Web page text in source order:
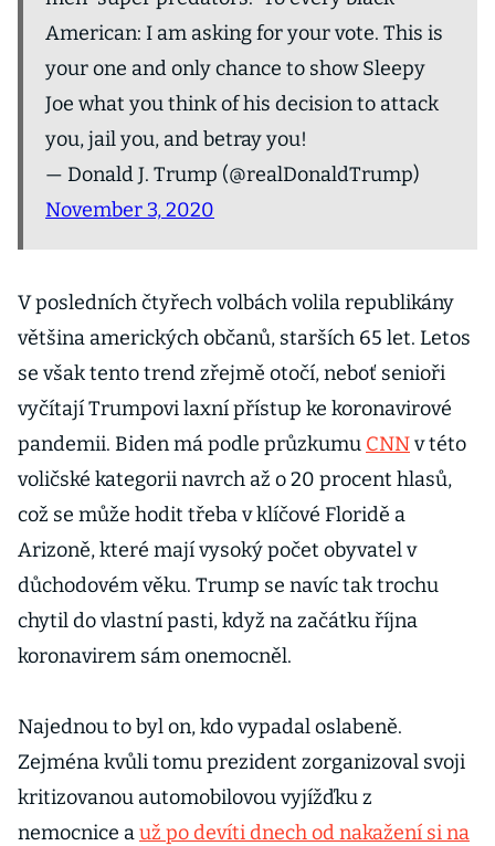
American: I am asking for your vote. This is
your one and only chance to show Sleepy
Joe what you think of his decision to attack
you, jail you, and betray you!
— Donald J. Trump (@realDonaldTrump)
November 3, 2020
V posledních čtyřech volbách volila republikány
většina amerických občanů, starších 65 let. Letos
se však tento trend zřejmě otočí, neboť senioři
vyčítají Trumpovi laxní přístup ke koronavirové
pandemii. Biden má podle průzkumu CNNv této
voličské kategorii navrch až o 20 procent hlasů,
což se může hodit třeba v klíčové Floridě a
Arizoně, které mají vysoký počet obyvatel v
důchodovém věku. Trump se navíc tak trochu
chytil do vlastní pasti, když na začátku října
koronavirem sám onemocněl.
Najednou to byl on, kdo vypadal oslabeně.
Zejména kvůli tomu prezident zorganizoval svoji
kritizovanou automobilovou vyjížďku z
nemocnice auž po devíti dnech od nakažení si na